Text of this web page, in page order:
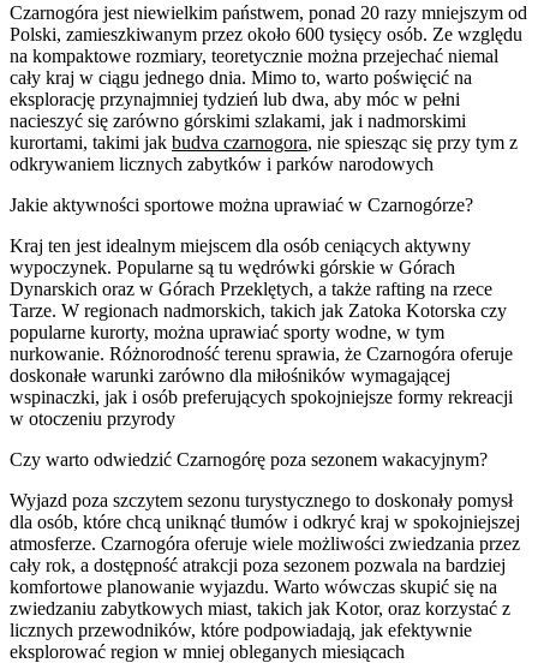
Czarnogóra jest niewielkim państwem, ponad 20 razy mniejszym od
Polski, zamieszkiwanym przez około 600 tysięcy osób. Ze względu
na kompaktowe rozmiary, teoretycznie można przejechać niemal
cały kraj w ciągu jednego dnia. Mimo to, warto poświęcić na
eksplorację przynajmniej tydzień lub dwa, aby móc w pełni
nacieszyć się zarówno górskimi szlakami, jak i nadmorskimi
kurortami, takimi jak budva czarnogora, nie spiesząc się przy tym z
odkrywaniem licznych zabytków i parków narodowych
Jakie aktywności sportowe można uprawiać w Czarnogórze?
Kraj ten jest idealnym miejscem dla osób ceniących aktywny
wypoczynek. Popularne są tu wędrówki górskie w Górach
Dynarskich oraz w Górach Przeklętych, a także rafting na rzece
Tarze. W regionach nadmorskich, takich jak Zatoka Kotorska czy
popularne kurorty, można uprawiać sporty wodne, w tym
nurkowanie. Różnorodność terenu sprawia, że Czarnogóra oferuje
doskonałe warunki zarówno dla miłośników wymagającej
wspinaczki, jak i osób preferujących spokojniejsze formy rekreacji
w otoczeniu przyrody
Czy warto odwiedzić Czarnogórę poza sezonem wakacyjnym?
Wyjazd poza szczytem sezonu turystycznego to doskonały pomysł
dla osób, które chcą uniknąć tłumów i odkryć kraj w spokojniejszej
atmosferze. Czarnogóra oferuje wiele możliwości zwiedzania przez
cały rok, a dostępność atrakcji poza sezonem pozwala na bardziej
komfortowe planowanie wyjazdu. Warto wówczas skupić się na
zwiedzaniu zabytkowych miast, takich jak Kotor, oraz korzystać z
licznych przewodników, które podpowiadają, jak efektywnie
eksplorować region w mniej obleganych miesiącach